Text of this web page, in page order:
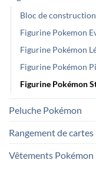
Bloc de
Figurine Pokemon
Figurine Pokémon
Figurine Pokémon
Figurine Pokémon
Peluche Pokémon
Rangement de
Vêtements Pokémon